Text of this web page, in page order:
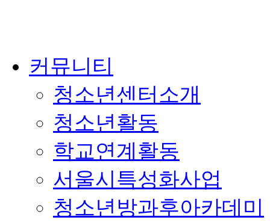
커뮤니티
청소년센터소개
청소년활동
학교연계활동
서울시특성화사업
청소년방과후아카데미